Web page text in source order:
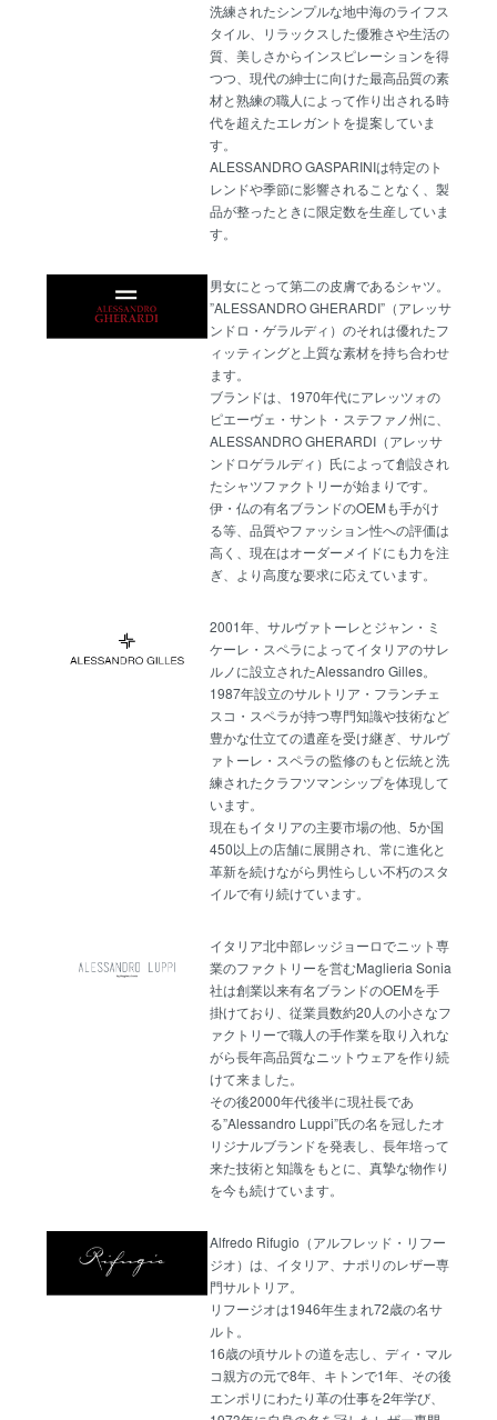
洗練されたシンプルな地中海のライフス
タイル、リラックスした優雅さや生活の
質、美しさからインスピレーションを得
つつ、現代の紳士に向けた最高品質の素
材と熟練の職人によって作り出される時
代を超えたエレガントを提案していま
す。
ALESSANDRO GASPARINIは特定のト
レンドや季節に影響されることなく、製
品が整ったときに限定数を生産していま
す。
男女にとって第二の皮膚であるシャツ。
”ALESSANDRO GHERARDI”（アレッサ
ンドロ・ゲラルディ）のそれは優れたフ
ィッティングと上質な素材を持ち合わせ
ます。
ブランドは、1970年代にアレッツォの
ピエーヴェ・サント・ステファノ州に、
ALESSANDRO GHERARDI（アレッサ
ンドロゲラルディ）氏によって創設され
たシャツファクトリーが始まりです。
伊・仏の有名ブランドのOEMも手がけ
る等、品質やファッション性への評価は
高く、現在はオーダーメイドにも力を注
ぎ、より高度な要求に応えています。
2001年、サルヴァトーレとジャン・ミ
ケーレ・スペラによってイタリアのサレ
ルノに設立されたAlessandro Gilles。
1987年設立のサルトリア・フランチェ
スコ・スペラが持つ専門知識や技術など
豊かな仕立ての遺産を受け継ぎ、サルヴ
ァトーレ・スペラの監修のもと伝統と洗
練されたクラフツマンシップを体現して
います。
現在もイタリアの主要市場の他、5か国
450以上の店舗に展開され、常に進化と
革新を続けながら男性らしい不朽のスタ
イルで有り続けています。
イタリア北中部レッジョーロでニット専
業のファクトリーを営むMaglieria Sonia
社は創業以来有名ブランドのOEMを手
掛けており、従業員数約20人の小さなフ
ァクトリーで職人の手作業を取り入れな
がら長年高品質なニットウェアを作り続
けて来ました。
その後2000年代後半に現社長であ
る”Alessandro Luppi”氏の名を冠したオ
リジナルブランドを発表し、長年培って
来た技術と知識をもとに、真摯な物作り
を今も続けています。
Alfredo Rifugio（アルフレッド・リフー
ジオ）は、イタリア、ナポリのレザー専
門サルトリア。
リフージオは1946年生まれ72歳の名サ
ルト。
16歳の頃サルトの道を志し、ディ・マル
コ親方の元で8年、キトンで1年、その後
エンポリにわたり革の仕事を2年学び、